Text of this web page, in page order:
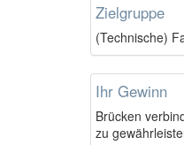
Zielgruppe
(Technische)
Ihr Gewinn
Brücken
zu